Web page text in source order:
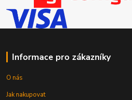
Informace pro zákazníky
O nás
Jak nakupovat